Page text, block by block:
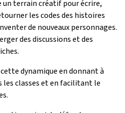
terrain créatif pour écrire,
les codes des histoires
de nouveaux personnages.
des discussions et des
dynamique en donnant à
les classes et en facilitant le